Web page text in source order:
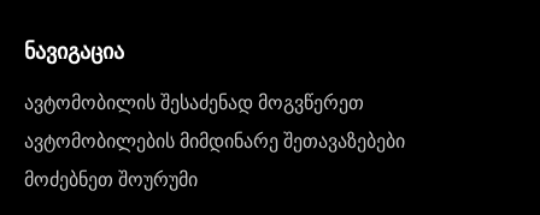
ნავიგაცია
ავტომობილის შესაძენად მოგვწერეთ
ავტომობილების მიმდინარე შეთავაზებები
მოძებნეთ შოურუმი